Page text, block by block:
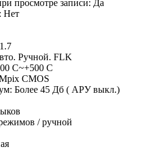
просмотре записи: Да
Нет
Ручной. FLK
C~+500 C
CMOS
Более 45 Дб ( АРУ выкл.)
/ ручной